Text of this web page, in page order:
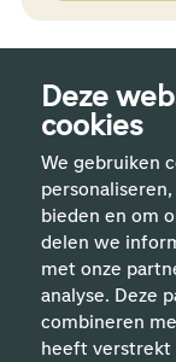
Deze
cookies
We gebruiken
bieden en om
delen we
met onze
analyse. Deze
combineren
heeft verstrekt
Handige links